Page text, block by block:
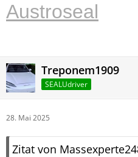
Austroseal
Treponem1909
SEALUdriver
28. Mai 2025
Zitat von